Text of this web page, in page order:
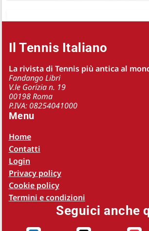
Il Tennis Italiano
La rivista di Tennis più antica al
Fandango Libri
V.le Gorizia n. 19
00198 Roma
P.IVA: 08254041000
Menu
Home
Contatti
Login
Privacy policy
Cookie policy
Termini e condizioni
Seguici anche